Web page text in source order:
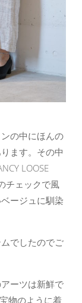
の中にほんの
ます。その中
LOOSE
チェックで風
ージュに馴染
でしたのでご
ーツは新鮮で
物のように着